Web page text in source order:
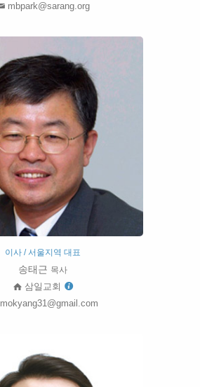
mbpark@sarang.org
이사 / 서울지역 대표
송태근 목사
삼일교회
mokyang31@gmail.com